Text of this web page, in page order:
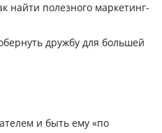
найти полезного маркетинг-
дружбу для большей
и быть ему «по